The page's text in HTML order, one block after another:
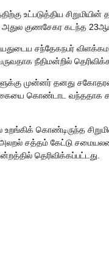
உட்படுத்திய
குணசேகர கடந்த 23ஆம்
சந்தேகநபர்
நீதிமன்றில்
முன்னர் தனது
கொண்டாட வந்ததாக
கொண்டிருந்த
அலறல் சத்தம் கேட்டு
தெரிவிக்கப்பட்டது.